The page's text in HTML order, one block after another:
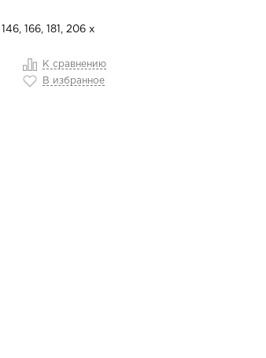
146, 166, 181, 206 х
К сравнению
В избранное